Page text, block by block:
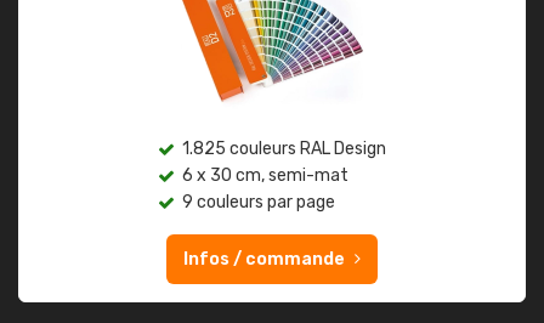
1.825 couleurs RAL Design
6 x 30 cm, semi-mat
9 couleurs par page
Infos / commande